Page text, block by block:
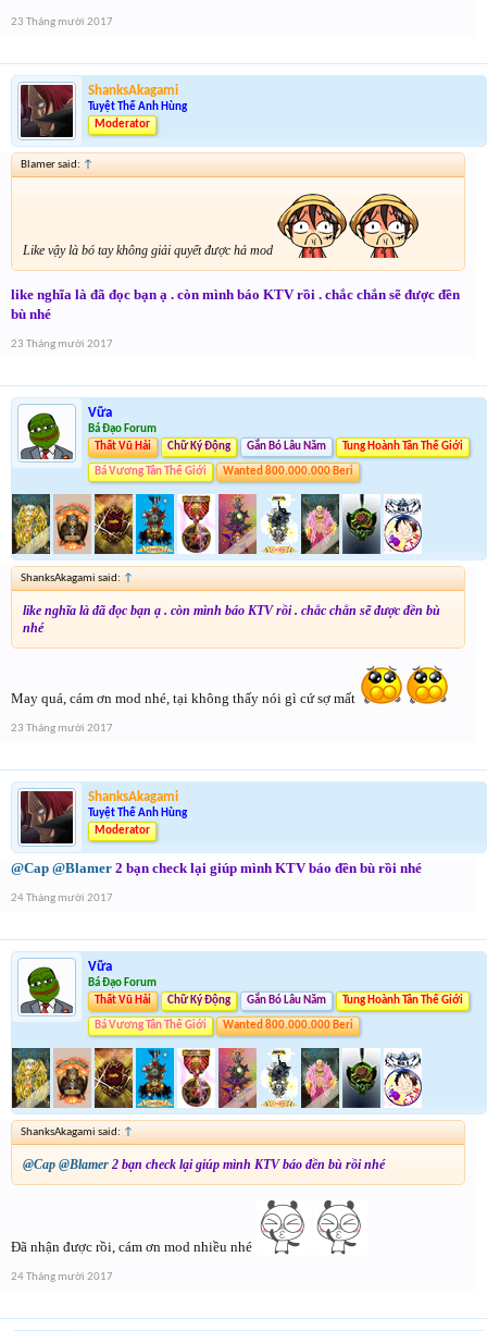
23 Tháng mười 2017
ShanksAkagami
Tuyệt Thế Anh Hùng
Moderator
Blamer said: ↑
Like vậy là bó tay không giải quyết được hả mod
like nghĩa là đã đọc bạn ạ . còn mình báo KTV rồi . chắc chắn sẽ được đền
bù nhé
23 Tháng mười 2017
Vữa
Bá Đạo Forum
Thất Vũ Hải
Chữ Ký Động Gắn Bó Lâu Năm Tung Hoành Tân Thế Giới
Bá Vương Tân Thế Giới Wanted 800.000.000 Beri
ShanksAkagami said: ↑
like nghĩa là đã đọc bạn ạ . còn mình báo KTV rồi . chắc chắn sẽ được đền bù
nhé
May quá, cám ơn mod nhé, tại không thấy nói gì cứ sợ mất
23 Tháng mười 2017
ShanksAkagami
Tuyệt Thế Anh Hùng
Moderator
@Cap @Blamer 2 bạn check lại giúp mình KTV báo đền bù rồi nhé
24 Tháng mười 2017
Vữa
Bá Đạo Forum
Thất Vũ Hải
Chữ Ký Động Gắn Bó Lâu Năm Tung Hoành Tân Thế Giới
Bá Vương Tân Thế Giới Wanted 800.000.000 Beri
ShanksAkagami said: ↑
@Cap @Blamer 2 bạn check lại giúp mình KTV báo đền bù rồi nhé
Đã nhận được rồi, cám ơn mod nhiều nhé
24 Tháng mười 2017